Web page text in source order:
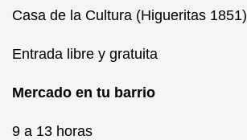
Casa de la Cultura (Higueritas 1851)
Entrada libre y gratuita
Mercado en tu barrio
9 a 13 horas